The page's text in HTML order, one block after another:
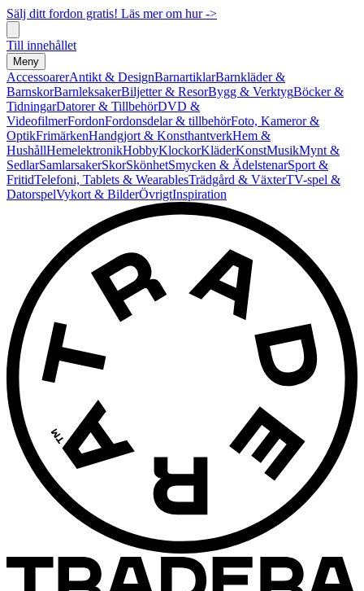
Sälj ditt fordon gratis! Läs mer om hur ->
Till innehållet
Meny
AccessoarerAntikt & DesignBarnartiklarBarnkläder &
BarnskorBarnleksakerBiljetter & ResorBygg & VerktygBöcker &
TidningarDatorer & TillbehörDVD &
VideofilmerFordonFordonsdelar & tillbehörFoto, Kameror &
OptikFrimärkenHandgjort & KonsthantverkHem &
HushållHemelektronikHobbyKlockorKläderKonstMusikMynt &
SedlarSamlarsakerSkorSkönhetSmycken & ÄdelstenarSport &
FritidTelefoni, Tablets & WearablesTrädgård & VäxterTV-spel &
DatorspelVykort & BilderÖvrigtInspiration